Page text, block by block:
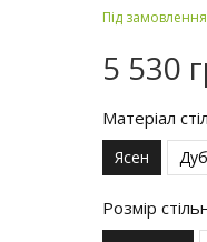
Під замовлення
5 530
Матеріал
Ясен Дуб
Розмір